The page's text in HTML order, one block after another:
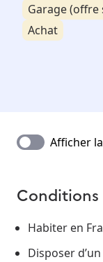
Garage (offre
Achat
Afficher
Conditions
Habiter en
Disposer